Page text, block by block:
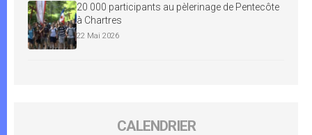
20 000 participants au pèlerinage de Pentecôte
à Chartres
22 Mai 2026
CALENDRIER